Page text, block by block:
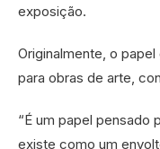
exposição.
Originalmente, o
para obras de arte,
“É um papel pensado
existe como um